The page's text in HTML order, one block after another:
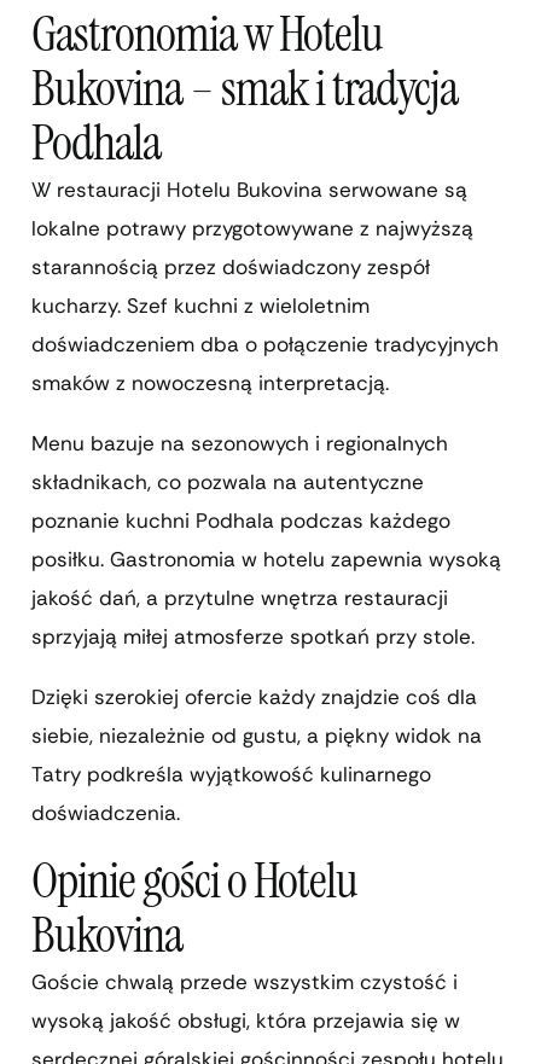
Gastronomia w Hotelu
Bukovina – smak i tradycja
Podhala
W restauracji Hotelu Bukovina serwowane są
lokalne potrawy przygotowywane z najwyższą
starannością przez doświadczony zespół
kucharzy. Szef kuchni z wieloletnim
doświadczeniem dba o połączenie tradycyjnych
smaków z nowoczesną interpretacją.
Menu bazuje na sezonowych i regionalnych
składnikach, co pozwala na autentyczne
poznanie kuchni Podhala podczas każdego
posiłku. Gastronomia w hotelu zapewnia wysoką
jakość dań, a przytulne wnętrza restauracji
sprzyjają miłej atmosferze spotkań przy stole.
Dzięki szerokiej ofercie każdy znajdzie coś dla
siebie, niezależnie od gustu, a piękny widok na
Tatry podkreśla wyjątkowość kulinarnego
doświadczenia.
Opinie gości o Hotelu
Bukovina
Goście chwalą przede wszystkim czystość i
wysoką jakość obsługi, która przejawia się w